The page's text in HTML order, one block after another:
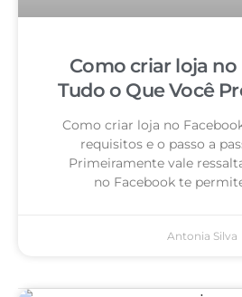
Como criar loja no
Tudo o Que Você
Como criar loja no
requisitos e o passo a
Primeiramente vale
no Facebook te
Antonia Silva